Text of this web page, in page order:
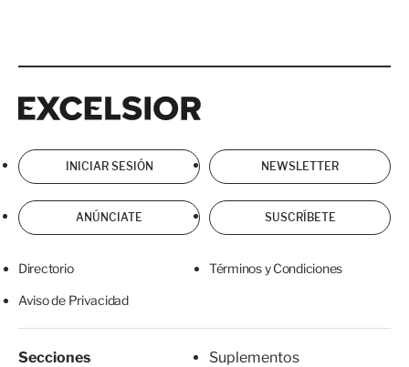
INICIAR SESIÓN NEWSLETTER
ANÚNCIATE SUSCRÍBETE
Directorio Términos y Condiciones
Aviso de Privacidad
Secciones
Suplementos